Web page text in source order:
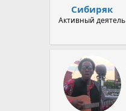
Сибиряк
Активный деятель